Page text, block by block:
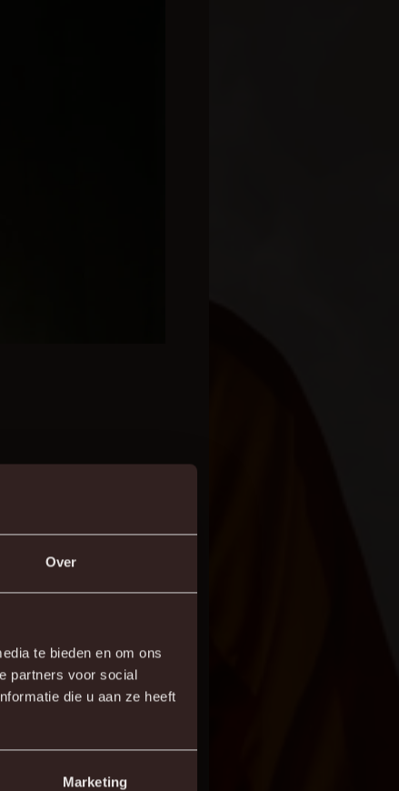
Over
te bieden en om ons
partners voor social
die u aan ze heeft
Marketing
vertelt Sportief
voor ons project
we opnieuw extra